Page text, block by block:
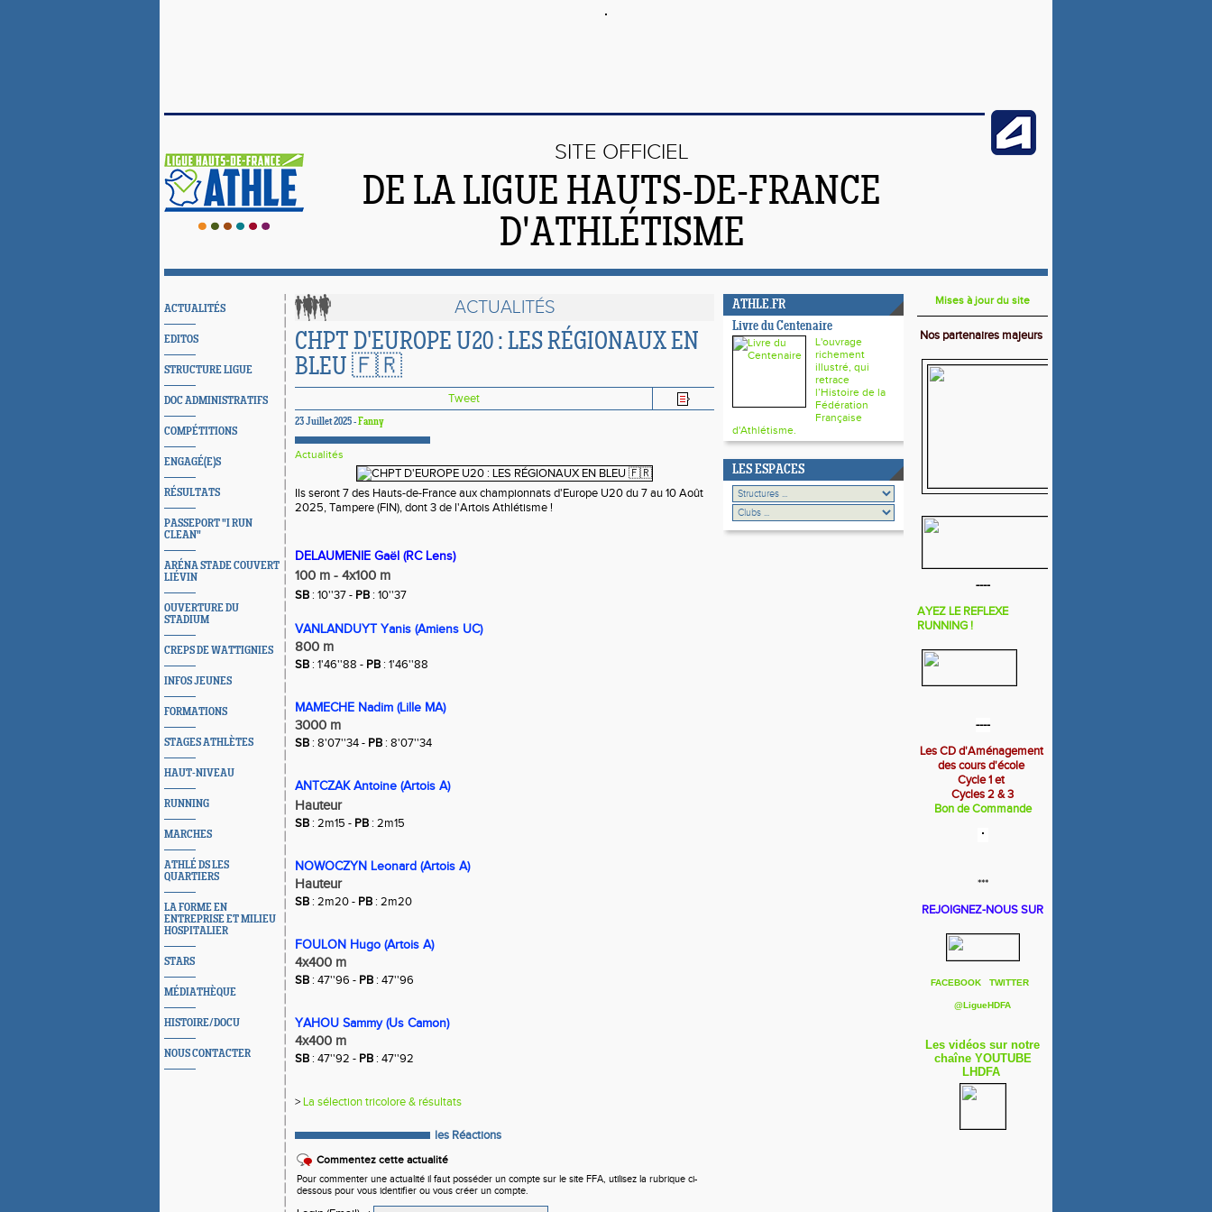
SITE OFFICIEL
DE LA LIGUE HAUTS-DE-FRANCE
D'ATHLÉTISME
ACTUALITÉS
EDITOS
STRUCTURE LIGUE
DOC ADMINISTRATIFS
COMPÉTITIONS
ENGAGÉ(E)S
RÉSULTATS
PASSEPORT "I RUN
CLEAN"
ARÉNA STADE COUVERT
LIÉVIN
OUVERTURE DU
STADIUM
CREPS DE WATTIGNIES
INFOS JEUNES
FORMATIONS
STAGES ATHLÈTES
HAUT-NIVEAU
RUNNING
MARCHES
ATHLÉ DS LES
QUARTIERS
LA FORME EN
ENTREPRISE ET MILIEU
HOSPITALIER
STARS
MÉDIATHÈQUE
HISTOIRE/DOCU
NOUS CONTACTER
ACTUALITÉS
CHPT D'EUROPE U20 : LES RÉGIONAUX EN
BLEU 🇫🇷
Tweet
23 Juillet 2025 -Fanny
Actualités
Ils seront 7 des Hauts-de-France aux championnats d'Europe U20 du 7 au 10 Août
2025, Tampere (FIN), dont 3 de l'Artois Athlétisme !
DELAUMENIE Gaël (RC Lens)
100 m - 4x100 m
SB : 10''37 - PB : 10''37
VANLANDUYT Yanis (Amiens UC)
800 m
SB : 1'46''88 - PB : 1'46''88
MAMECHE Nadim (Lille MA)
3000 m
SB : 8'07''34 - PB : 8'07''34
ANTCZAK Antoine (Artois A)
Hauteur
SB : 2m15 - PB : 2m15
NOWOCZYN Leonard (Artois A)
Hauteur
SB : 2m20 - PB : 2m20
FOULON Hugo (Artois A)
4x400 m
SB : 47''96 - PB : 47''96
YAHOU Sammy (Us Camon)
4x400 m
SB : 47''92 - PB : 47''92
>La sélection tricolore & résultats
les Réactions
Commentez cette actualité
Pour commenter une actualité il faut posséder un compte sur le site FFA, utilisez la rubrique ci-
dessous pour vous identifier ou vous créer un compte.
ATHLE.FR
Livre du Centenaire
L'ouvrage
richement
illustré, qui
retrace
l’Histoire de la
Fédération
Française
d'Athlétisme.
LES ESPACES
Mises à jour du site
Nos partenaires majeurs
----
AYEZ LE REFLEXE
RUNNING !
----
Les CD d'Aménagement
des cours d'école
Cycle 1 et
Cycles 2 & 3
Bon de Commande
***
REJOIGNEZ-NOUS SUR
FACEBOOK TWITTER
@LigueHDFA
Les vidéos sur notre
chaîne YOUTUBE
LHDFA